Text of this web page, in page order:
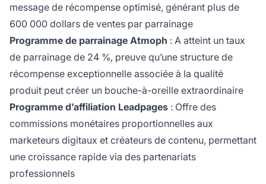
message de récompense optimisé, générant plus de
600 000 dollars de ventes par parrainage
Programme de parrainage Atmoph : A atteint un taux
de parrainage de 24 %, preuve qu’une structure de
récompense exceptionnelle associée à la qualité
produit peut créer un bouche-à-oreille extraordinaire
Programme d’affiliation Leadpages : Offre des
commissions monétaires proportionnelles aux
marketeurs digitaux et créateurs de contenu, permettant
une croissance rapide via des partenariats
professionnels